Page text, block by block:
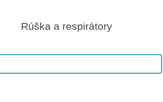
1,000 € Do košíka
Rúška a respirátory